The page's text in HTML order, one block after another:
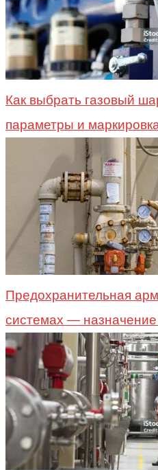
Как выбрать газовый
параметры и
Предохранительная
системах —